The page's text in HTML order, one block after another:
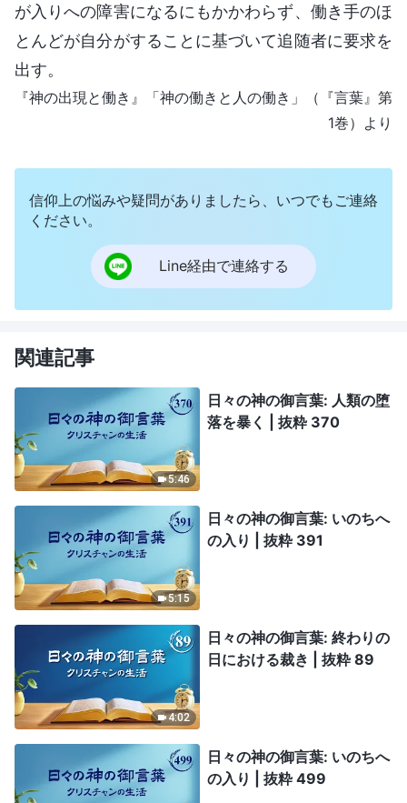
が入りへの障害になるにもかかわらず、働き手のほ
とんどが自分がすることに基づいて追随者に要求を
出す。
『神の出現と働き』「神の働きと人の働き」（『言葉』第
1巻）より
信仰上の悩みや疑問がありましたら、いつでもご連絡
ください。
Line経由で連絡する
関連記事
5:46
日々の神の御言葉: 人類の堕
落を暴く | 抜粋 370
5:15
日々の神の御言葉: いのちへ
の入り | 抜粋 391
4:02
日々の神の御言葉: 終わりの
日における裁き | 抜粋 89
日々の神の御言葉: いのちへ
の入り | 抜粋 499